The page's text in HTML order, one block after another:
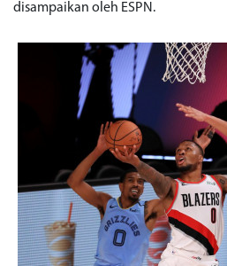
disampaikan oleh ESPN.